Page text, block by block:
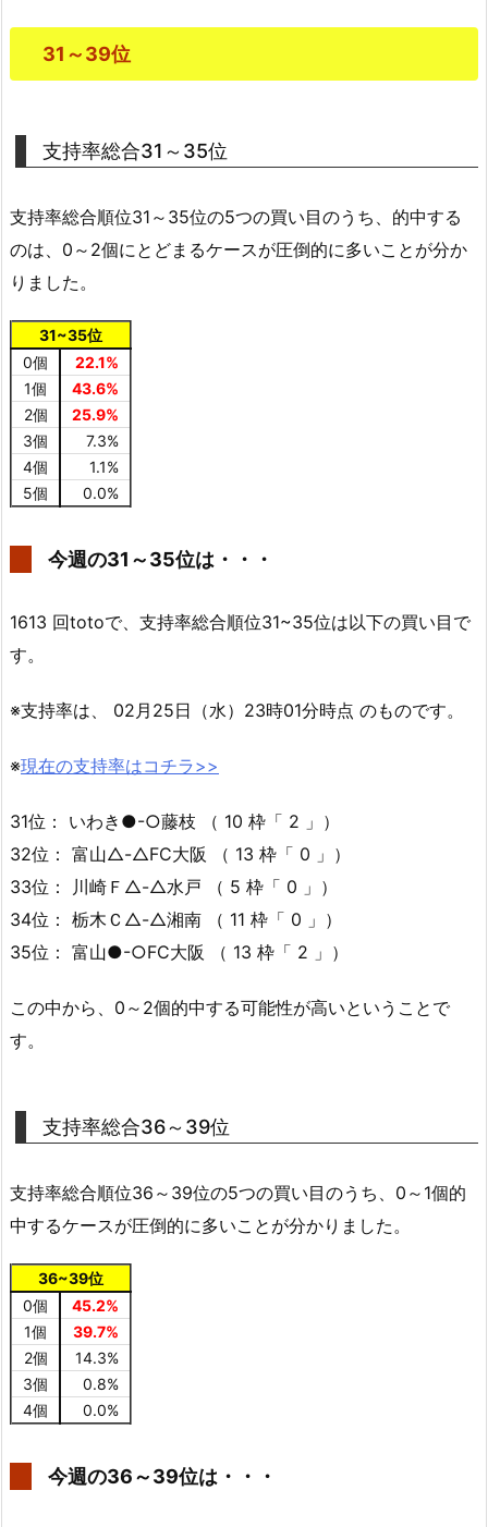
31～39位
支持率総合31～35位
支持率総合順位31～35位の5つの買い目のうち、的中する
のは、0～2個にとどまるケースが圧倒的に多いことが分か
りました。
31~35位
0個
22.1%
1個
43.6%
2個
25.9%
3個
7.3%
4個
1.1%
5個
0.0%
今週の31～35位は・・・
1613 回totoで、支持率総合順位31~35位は以下の買い目で
す。
※支持率は、 02月25日（水）23時01分時点 のものです。
※現在の支持率はコチラ>>
31位： いわき●-○藤枝 （ 10 枠「 2 」）
32位： 富山△-△FC大阪 （ 13 枠「 0 」）
33位： 川崎Ｆ△-△水戸 （ 5 枠「 0 」）
34位： 栃木Ｃ△-△湘南 （ 11 枠「 0 」）
35位： 富山●-○FC大阪 （ 13 枠「 2 」）
この中から、0～2個的中する可能性が高いということで
す。
支持率総合36～39位
支持率総合順位36～39位の5つの買い目のうち、0～1個的
中するケースが圧倒的に多いことが分かりました。
36~39位
0個
45.2%
1個
39.7%
2個
14.3%
3個
0.8%
4個
0.0%
今週の36～39位は・・・